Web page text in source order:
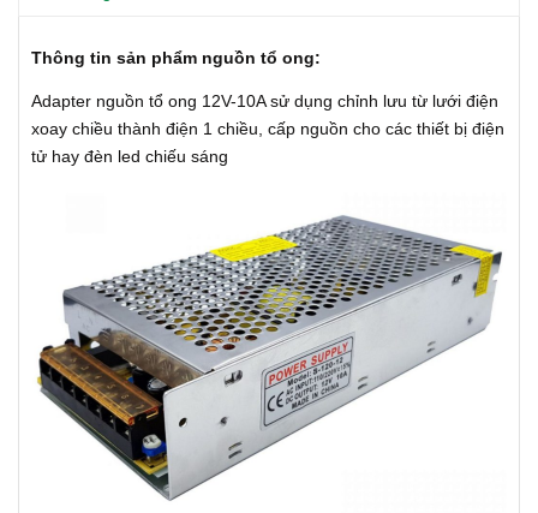
Thông tin sản phẩm nguồn tổ ong:
Adapter nguồn tổ ong 12V-10A sử dụng chỉnh lưu từ lưới điện
xoay chiều thành điện 1 chiều, cấp nguồn cho các thiết bị điện
tử hay đèn led chiếu sáng